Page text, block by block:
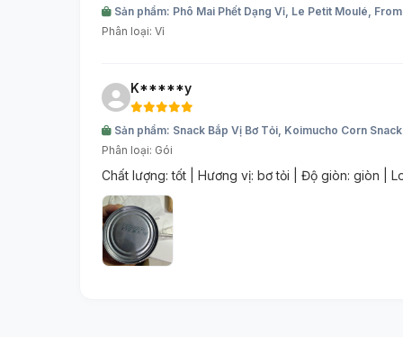
Sản phẩm: Phô Mai Phết Dạng Vỉ, Le Petit Moulé,
Phân loại: Vỉ
K*****y
Sản phẩm: Snack Bắp Vị Bơ Tỏi, Koimucho Corn
Phân loại: Gói
Chất lượng: tốt | Hương vị: bơ tỏi | Độ giòn: giòn |